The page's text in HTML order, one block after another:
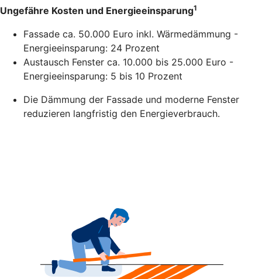
Ungefähre Kosten und Energieeinsparung1
Fassade ca. 50.000 Euro inkl. Wärmedämmung -
Energieeinsparung: 24 Prozent
Austausch Fenster ca. 10.000 bis 25.000 Euro -
Energieeinsparung: 5 bis 10 Prozent
Die Dämmung der Fassade und moderne Fenster
reduzieren langfristig den Energieverbrauch.